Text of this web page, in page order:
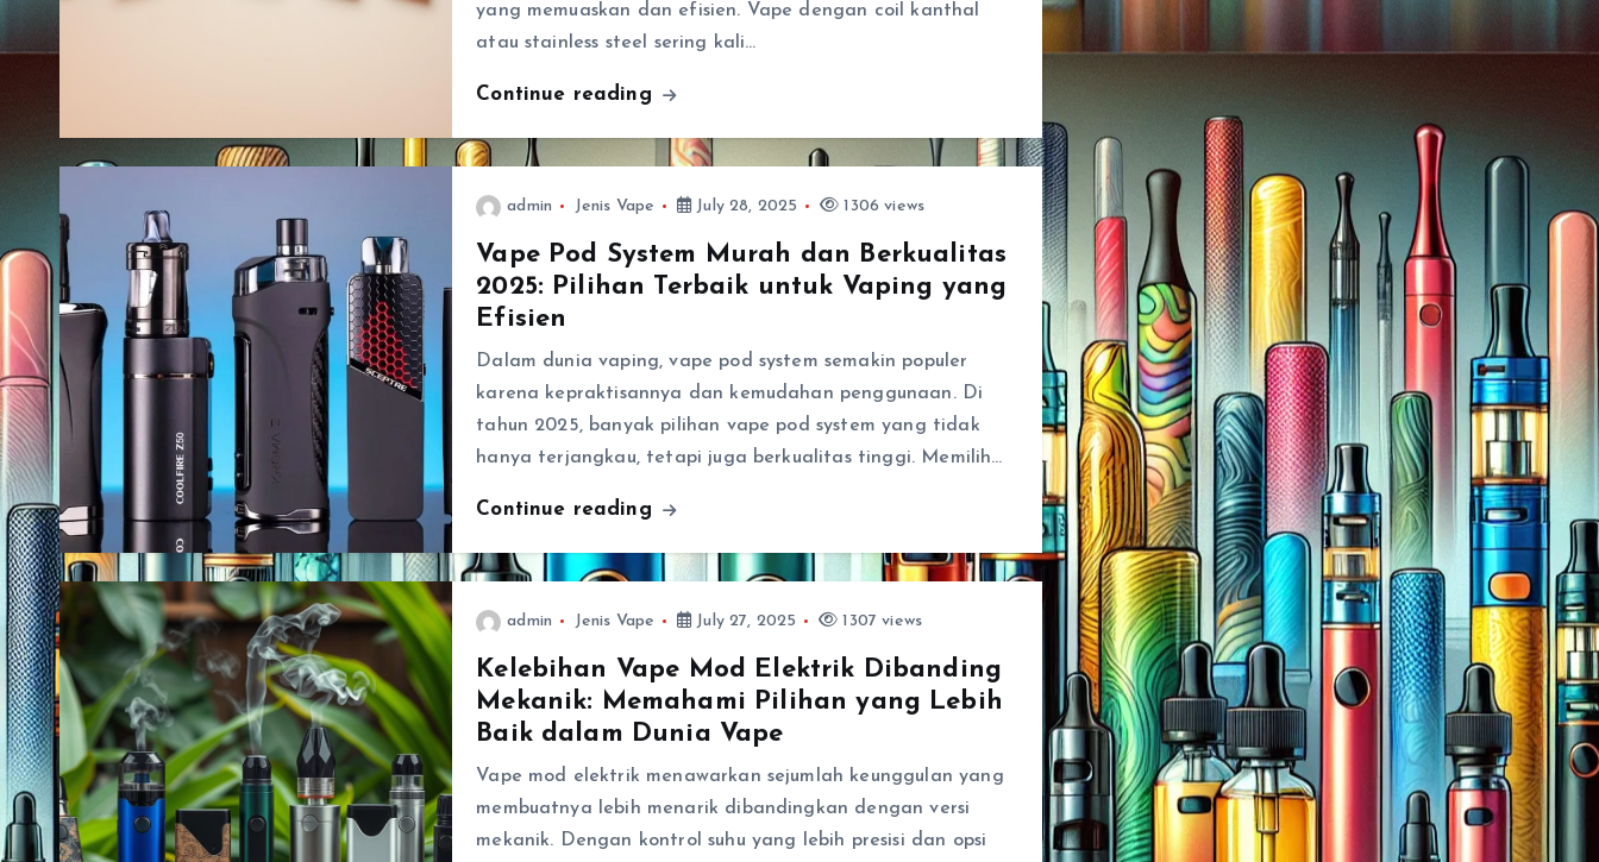
yang memuaskan dan efisien. Vape dengan coil kanthal
atau stainless steel sering kali…
Continue reading
admin Jenis Vape July 28, 2025 1306 views
Vape Pod System Murah dan Berkualitas
2025: Pilihan Terbaik untuk Vaping yang
Efisien
Dalam dunia vaping, vape pod system semakin populer
karena kepraktisannya dan kemudahan penggunaan. Di
tahun 2025, banyak pilihan vape pod system yang tidak
hanya terjangkau, tetapi juga berkualitas tinggi. Memilih…
Continue reading
admin Jenis Vape July 27, 2025 1307 views
Kelebihan Vape Mod Elektrik Dibanding
Mekanik: Memahami Pilihan yang Lebih
Baik dalam Dunia Vape
Vape mod elektrik menawarkan sejumlah keunggulan yang
membuatnya lebih menarik dibandingkan dengan versi
mekanik. Dengan kontrol suhu yang lebih presisi dan opsi